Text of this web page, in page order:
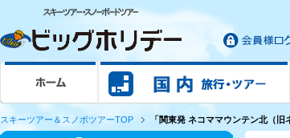
ホーム
スキーツアー＆スノボツアーTOP 「関東発 ネコママウンテン北（